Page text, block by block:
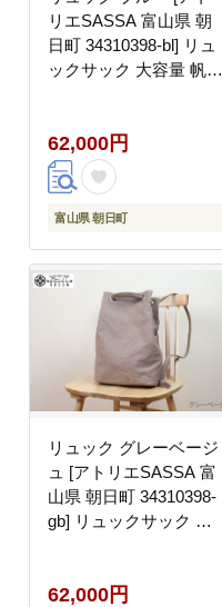
リエSASSA 富山県 朝
日町 34310398-bl] リュ
ックサック 大容量 帆布
62,000円
富山県 朝日町
リュック グレーベージ
ュ [アトリエSASSA 富
山県 朝日町 34310398-
gb] リュックサック 大
62,000円